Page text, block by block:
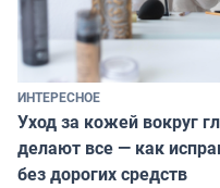
ИНТЕРЕСНОЕ
Уход за кожей вокруг
делают все — как
без дорогих средств